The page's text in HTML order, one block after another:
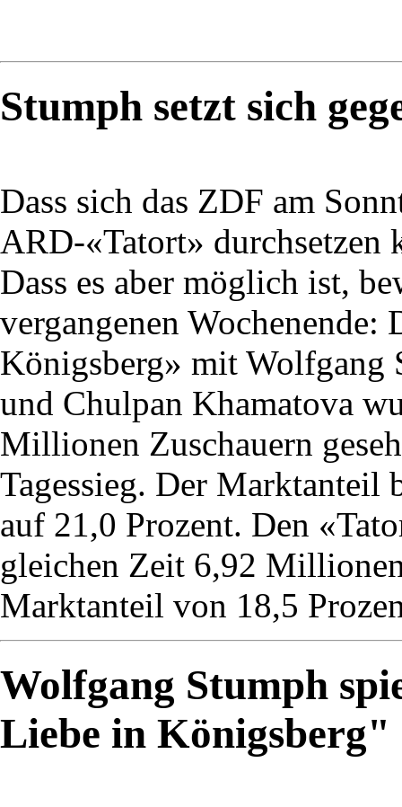
Stumph setzt sich
Dass sich das ZDF am
ARD-«Tatort»
Dass es aber möglich ist,
vergangenen
Königsberg» mit Wolfgang
und Chulpan Khamatova
Millionen Zuschauern
Tagessieg. Der Marktanteil
auf 21,0 Prozent. Den
gleichen Zeit 6,92
Marktanteil von 18,5
Wolfgang Stumph
Liebe in Königsberg"